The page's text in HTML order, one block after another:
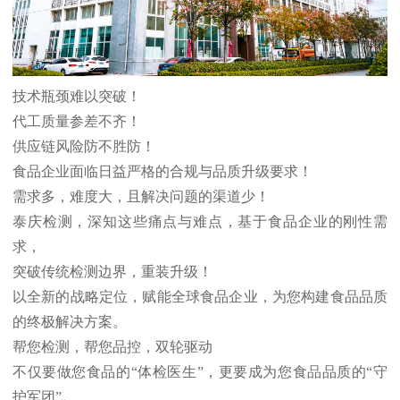
技术瓶颈难以突破！
代工质量参差不齐！
供应链风险防不胜防！
食品企业面临日益严格的合规与品质升级要求！
需求多，难度大，且解决问题的渠道少！
泰庆检测，深知这些痛点与难点，基于食品企业的刚性需
求，
突破传统检测边界，重装升级！
以全新的战略定位，赋能全球食品企业，为您构建食品品质
的终极解决方案。
帮您检测，帮您品控，双轮驱动
不仅要做您食品的“体检医生”，更要成为您食品品质的“守
护军团”。